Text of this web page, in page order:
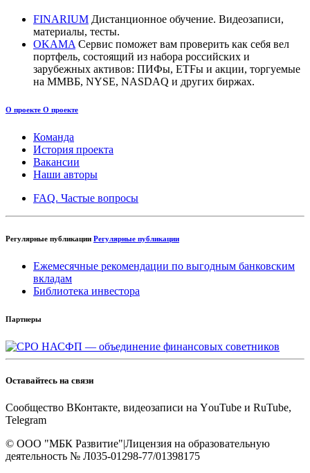
FINARIUM Дистанционное обучение. Видеозаписи,
материалы, тесты.
OKAMA Сервис поможет вам проверить как себя вел
портфель, состоящий из набора российских и
зарубежных активов: ПИФы, ETFы и акции, торгуемые
на ММВБ, NYSE, NASDAQ и других биржах.
О проекте О проекте
Команда
История проекта
Вакансии
Наши авторы
FAQ. Частые вопросы
Регулярные публикации Регулярные публикации
Ежемесячные рекомендации по выгодным банковским
вкладам
Библиотека инвестора
Партнеры
Оставайтесь на связи
Cообщество ВКонтакте, видеозаписи на YоuTube и RuTube,
Telegram
© OOO "МБК Развитие"|Лицензия на образовательную
деятельность № Л035-01298-77/01398175